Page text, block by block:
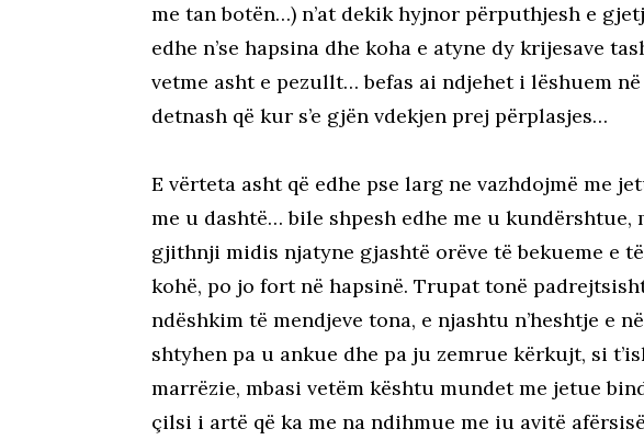
me tan botën…) n’at dekik hyjnor përputhjesh e
edhe n’se hapsina dhe koha e atyne dy krijesave
vetme asht e pezullt… befas ai ndjehet i lëshuem
detnash që kur s’e gjën vdekjen prej përplasjes…
E vërteta asht që edhe pse larg ne vazhdojmë me
me u dashtë… bile shpesh edhe me u kundërshtue,
gjithnji midis njatyne gjashtë orëve të bekueme e
kohë, po jo fort në hapsinë. Trupat tonë
ndëshkim të mendjeve tona, e njashtu n’heshtje e
shtyhen pa u ankue dhe pa ju zemrue kërkujt, si
marrëzie, mbasi vetëm kështu mundet me jetue
çilsi i artë që ka me na ndihmue me iu avitë